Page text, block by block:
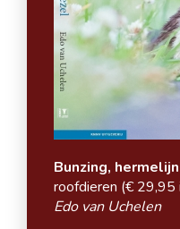
Bunzing,
roofdieren (€ 29,95
Edo van Uchelen